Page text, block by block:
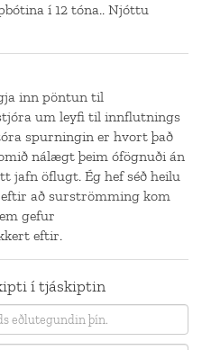
í 12 tóna.. Njóttu
inn pöntun til
um leyfi til innflutnings
spurningin er hvort það
nálægt þeim ófögnuði án
jafn öflugt. Ég hef séð heilu
að surströmming kom
gefur
eftir.
í tjáskiptin